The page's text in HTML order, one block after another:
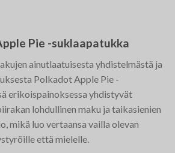
Pie -suklaapatukka
ainutlaatuisesta yhdistelmästä ja
Polkadot Apple Pie -
erikoispainoksessa yhdistyvät
lohdullinen maku ja taikasienien
mikä luo vertaansa vailla olevan
että mielelle.